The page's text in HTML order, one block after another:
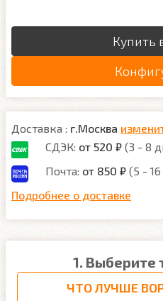
Купить
Доставка : г.Москва
СДЭК: от 520 ₽ (3 - 8
Почта: от 850 ₽ (5 -
Подробнее о доставке
1. Выберите
ЧТО ЛУЧШЕ